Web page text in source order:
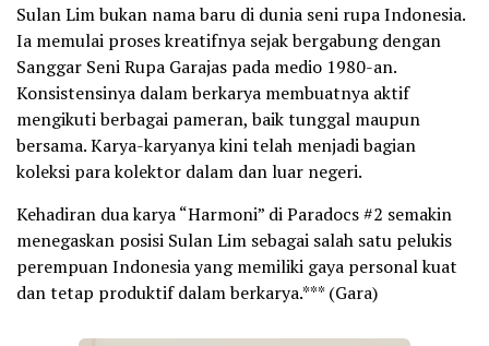
Sulan Lim bukan nama baru di dunia seni rupa Indonesia.
Ia memulai proses kreatifnya sejak bergabung dengan
Sanggar Seni Rupa Garajas pada medio 1980-an.
Konsistensinya dalam berkarya membuatnya aktif
mengikuti berbagai pameran, baik tunggal maupun
bersama. Karya-karyanya kini telah menjadi bagian
koleksi para kolektor dalam dan luar negeri.
Kehadiran dua karya “Harmoni” di Paradocs #2 semakin
menegaskan posisi Sulan Lim sebagai salah satu pelukis
perempuan Indonesia yang memiliki gaya personal kuat
dan tetap produktif dalam berkarya.*** (Gara)